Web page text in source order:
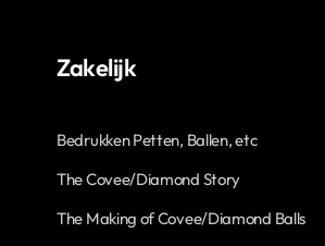
Zakelijk
Bedrukken Petten, Ballen, etc
The Covee/Diamond Story
The Making of Covee/Diamond Balls